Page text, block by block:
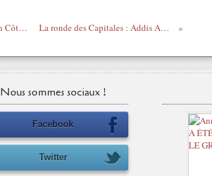
T.Kouamouo dit sur TV5 l'impossibilité d'être journaliste en Côte d'Ivoire sous Ouattara La ronde des Capitales : Addis Ababa, Ethiopia
Nous sommes sociaux !
Facebook
Twitter